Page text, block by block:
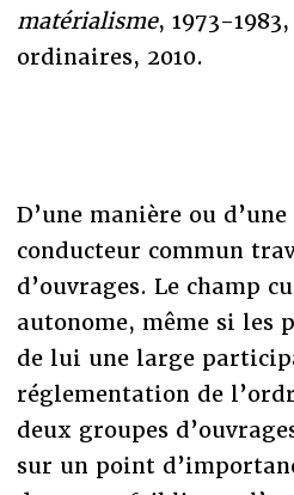
matérialisme, 1973-
ordinaires, 2010.
D’une manière ou
conducteur commun
d’ouvrages. Le champ
autonome, même si les
de lui une large
réglementation de
deux groupes
sur un point